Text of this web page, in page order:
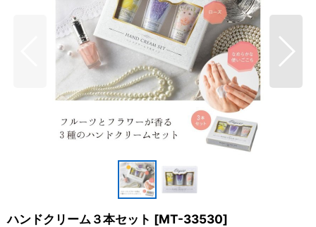
ハンドクリーム３本セット [MT-33530]